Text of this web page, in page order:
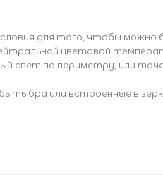
для того, чтобы можно
цветовой
свет по периметру, или
бра или встроенные в